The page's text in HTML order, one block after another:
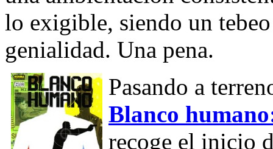
lo exigible, siendo un
genialidad. Una pena.
Pasando a
Blanco
recoge el inicio